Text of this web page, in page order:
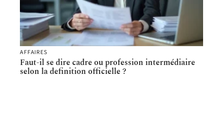
AFFAIRES
Faut-il se dire cadre ou profession intermédiaire
selon la definition officielle ?